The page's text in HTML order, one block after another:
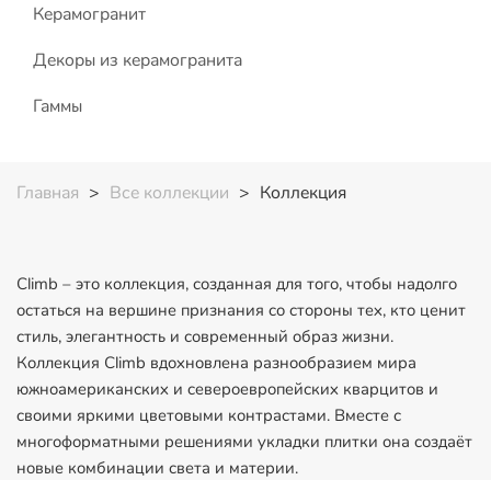
Керамогранит
Декоры из керамогранита
Гаммы
Главная > Все коллекции > Коллекция
Climb – это коллекция, созданная для того, чтобы надолго
остаться на вершине признания со стороны тех, кто ценит
стиль, элегантность и современный образ жизни.
Коллекция Climb вдохновлена разнообразием мира
южноамериканских и североевропейских кварцитов и
своими яркими цветовыми контрастами. Вместе с
многоформатными решениями укладки плитки она создаёт
новые комбинации света и материи.